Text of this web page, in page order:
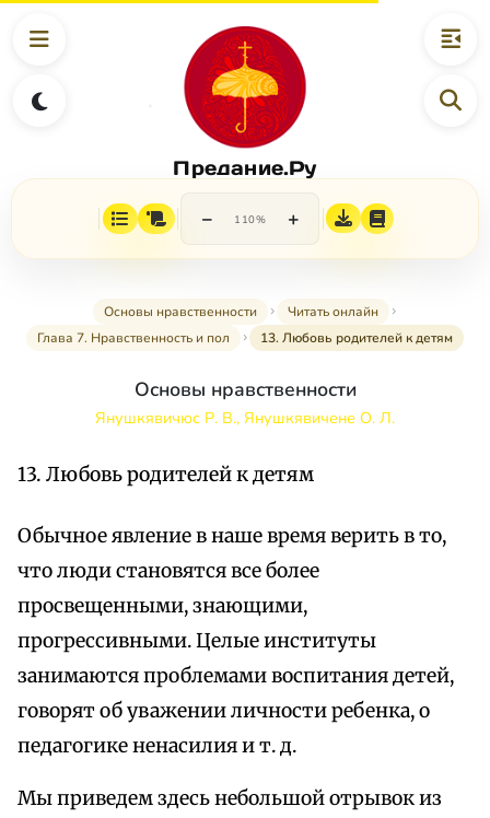
Предание.Ру
− 110% +
Основы нравственности
Читать онлайн
Глава 7. Нравственность и пол
13. Любовь родителей к детям
Основы нравственности
Янушкявичюс Р. В., Янушкявичене О. Л.
13. Любовь родителей к детям
Обычное явление в наше время верить в то,
что люди становятся все более
просвещенными, знающими,
прогрессивными. Целые институты
занимаются проблемами воспитания детей,
говорят об уважении личности ребенка, о
педагогике ненасилия и т. д.
Мы приведем здесь небольшой отрывок из